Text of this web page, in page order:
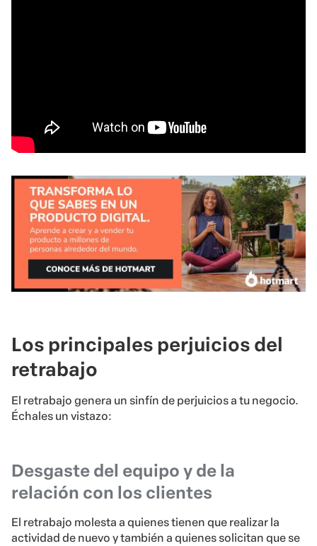
Los principales perjuicios del
retrabajo
El retrabajo genera un sinfín de perjuicios a tu negocio.
Échales un vistazo:
Desgaste del equipo y de la
relación con los clientes
El retrabajo molesta a quienes tienen que realizar la
actividad de nuevo y también a quienes solicitan que se